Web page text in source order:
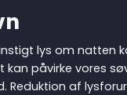
lys om natten
kan påvirke vores
Reduktion af